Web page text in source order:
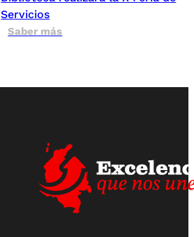
Servicios
Saber más